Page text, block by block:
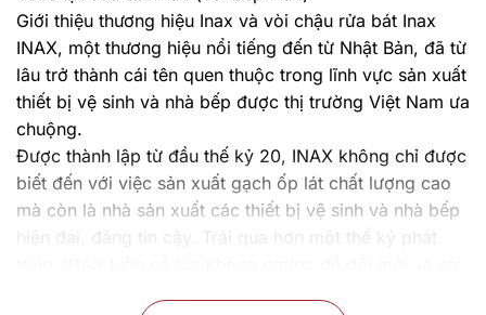
Giới thiệu thương hiệu Inax và vòi chậu rửa bát Inax
INAX, một thương hiệu nổi tiếng đến từ Nhật Bản, đã từ
lâu trở thành cái tên quen thuộc trong lĩnh vực sản xuất
thiết bị vệ sinh và nhà bếp được thị trường Việt Nam ưa
chuộng.
Được thành lập từ đầu thế kỷ 20, INAX không chỉ được
biết đến với việc sản xuất gạch ốp lát chất lượng cao
mà còn là nhà sản xuất các thiết bị vệ sinh và nhà bếp